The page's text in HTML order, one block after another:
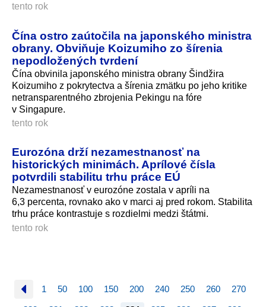
tento rok
Čína ostro zaútočila na japonského ministra
obrany. Obviňuje Koizumiho zo šírenia
nepodložených tvrdení
Čína obvinila japonského ministra obrany Šindžira
Koizumiho z pokrytectva a šírenia zmätku po jeho kritike
netransparentného zbrojenia Pekingu na fóre
v Singapure.
tento rok
Eurozóna drží nezamestnanosť na
historických minimách. Aprílové čísla
potvrdili stabilitu trhu práce EÚ
Nezamestnanosť v eurozóne zostala v apríli na
6,3 percenta, rovnako ako v marci aj pred rokom. Stabilita
trhu práce kontrastuje s rozdielmi medzi štátmi.
tento rok
1 50 100 150 200 240 250 260 270